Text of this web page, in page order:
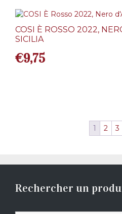
COSI È ROSSO 2022,
SICILIA
€9,75
1 2 3
Rechercher un